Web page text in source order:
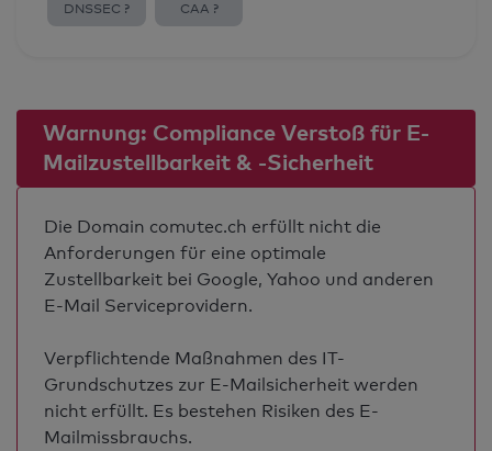
DNSSEC ? CAA ?
Warnung: Compliance Verstoß für E-
Mailzustellbarkeit & -Sicherheit
Die Domain comutec.ch erfüllt nicht die
Anforderungen für eine optimale
Zustellbarkeit bei Google, Yahoo und anderen
E-Mail Serviceprovidern.
Verpflichtende Maßnahmen des IT-
Grundschutzes zur E-Mailsicherheit werden
nicht erfüllt. Es bestehen Risiken des E-
Mailmissbrauchs.